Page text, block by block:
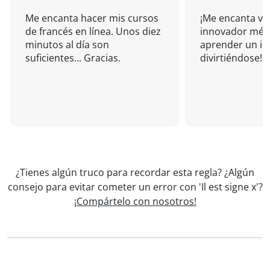
Me encanta hacer mis cursos
de francés en línea. Unos diez
minutos al día son
suficientes... Gracias.
¡Me encanta
innovador
aprender un
divirtiéndose!
¿Tienes algún truco para recordar esta regla? ¿Algún
consejo para evitar cometer un error con 'Il est signe x'?
¡Compártelo con nosotros!